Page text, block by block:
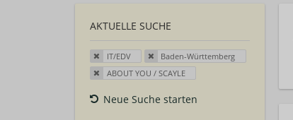
AKTUELLE SUCHE
IT/EDV
Baden-Württemberg
ABOUT YOU / SCAYLE
Neue Suche starten